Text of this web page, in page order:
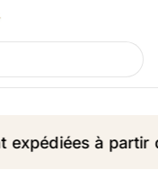
à partir du